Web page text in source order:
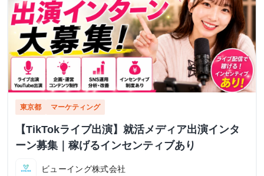
東京都 マーケティング
【TikTokライブ出演】就活メディア出演インタ
ーン募集｜稼げるインセンティブあり
ビューイング株式会社